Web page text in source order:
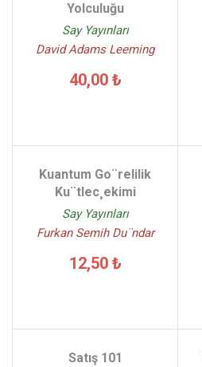
Yolculuğu
Say Yayınları
David Adams Leeming
40,00 ₺
Kuantum Go¨relilik
Ku¨tlec¸ekimi
Say Yayınları
Furkan Semih Du¨ndar
12,50 ₺
Satış 101